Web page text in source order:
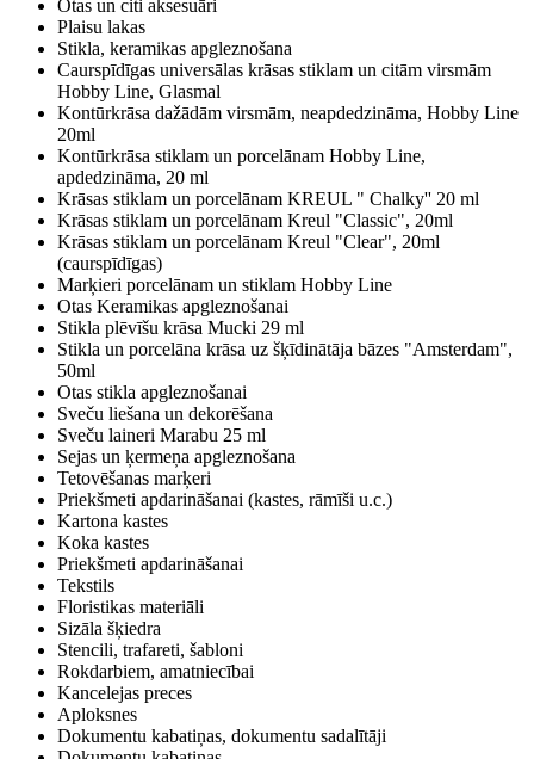
Otas un citi aksesuāri
Plaisu lakas
Stikla, keramikas apgleznošana
Caurspīdīgas universālas krāsas stiklam un citām virsmām
Hobby Line, Glasmal
Kontūrkrāsa dažādām virsmām, neapdedzināma, Hobby Line
20ml
Kontūrkrāsa stiklam un porcelānam Hobby Line,
apdedzināma, 20 ml
Krāsas stiklam un porcelānam KREUL " Chalky'' 20 ml
Krāsas stiklam un porcelānam Kreul "Classic", 20ml
Krāsas stiklam un porcelānam Kreul "Clear", 20ml
(caurspīdīgas)
Marķieri porcelānam un stiklam Hobby Line
Otas Keramikas apgleznošanai
Stikla plēvīšu krāsa Mucki 29 ml
Stikla un porcelāna krāsa uz šķīdinātāja bāzes "Amsterdam",
50ml
Otas stikla apgleznošanai
Sveču liešana un dekorēšana
Sveču laineri Marabu 25 ml
Sejas un ķermeņa apgleznošana
Tetovēšanas marķeri
Priekšmeti apdarināšanai (kastes, rāmīši u.c.)
Kartona kastes
Koka kastes
Priekšmeti apdarināšanai
Tekstils
Floristikas materiāli
Sizāla šķiedra
Stencili, trafareti, šabloni
Rokdarbiem, amatniecībai
Kancelejas preces
Aploksnes
Dokumentu kabatiņas, dokumentu sadalītāji